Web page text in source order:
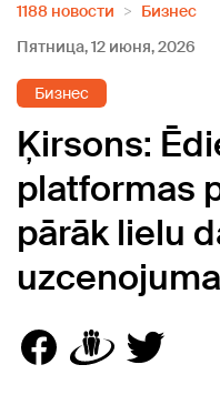
1188 новости
Бизнес
Пятница, 12 июня, 2026
Бизнес
Ķirsons:
platformas
pārāk lielu
uzcenojuma